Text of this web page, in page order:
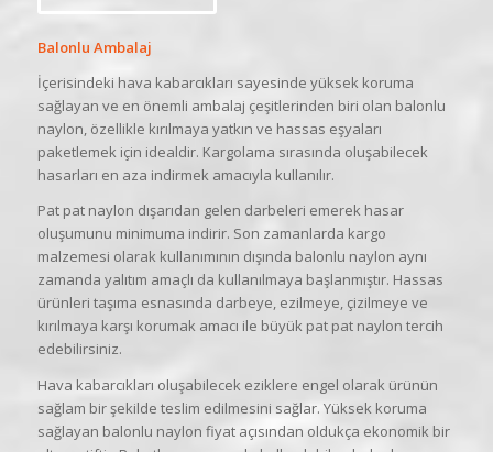
Balonlu Ambalaj
İçerisindeki hava kabarcıkları sayesinde yüksek koruma
sağlayan ve en önemli ambalaj çeşitlerinden biri olan balonlu
naylon, özellikle kırılmaya yatkın ve hassas eşyaları
paketlemek için idealdir. Kargolama sırasında oluşabilecek
hasarları en aza indirmek amacıyla kullanılır.
Pat pat naylon dışarıdan gelen darbeleri emerek hasar
oluşumunu minimuma indirir. Son zamanlarda kargo
malzemesi olarak kullanımının dışında balonlu naylon aynı
zamanda yalıtım amaçlı da kullanılmaya başlanmıştır. Hassas
ürünleri taşıma esnasında darbeye, ezilmeye, çizilmeye ve
kırılmaya karşı korumak amacı ile büyük pat pat naylon tercih
edebilirsiniz.
Hava kabarcıkları oluşabilecek eziklere engel olarak ürünün
sağlam bir şekilde teslim edilmesini sağlar. Yüksek koruma
sağlayan balonlu naylon fiyat açısından oldukça ekonomik bir